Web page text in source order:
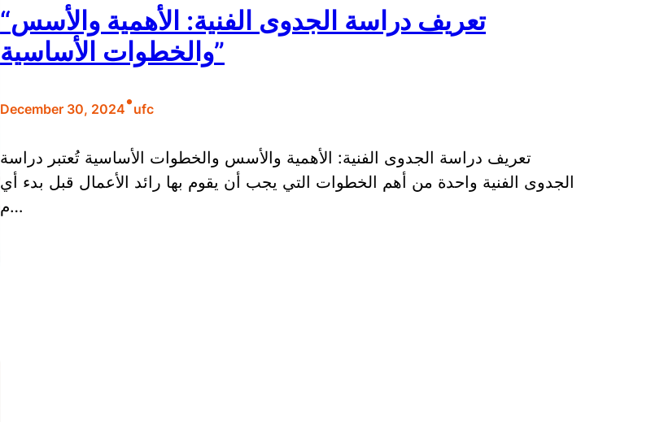
“تعريف دراسة الجدوى الفنية: الأهمية والأسس
والخطوات الأساسية”
December 30, 2024•ufc
تعريف دراسة الجدوى الفنية: الأهمية والأسس والخطوات الأساسية تُعتبر دراسة
الجدوى الفنية واحدة من أهم الخطوات التي يجب أن يقوم بها رائد الأعمال قبل بدء أي
م…